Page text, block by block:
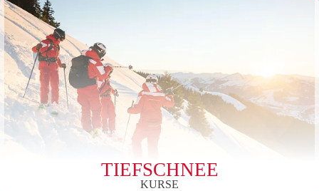
TIEFSCHNEE
KURSE